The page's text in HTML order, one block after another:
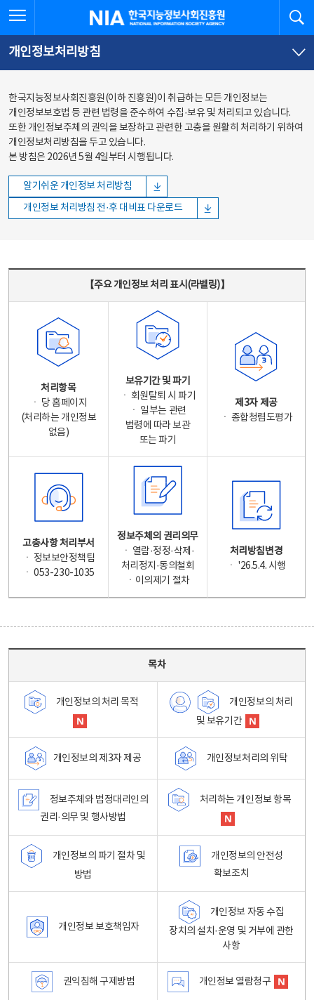
바로가기
바로가기
한국지능정보사회진흥원
개인정보처리방침
한국지능정보사회진흥원(이하 진흥원)이 취급하는 모든 개인정보는
개인정보보호법 등 관련 법령을 준수하여 수집·보유 및 처리되고 있습니다.
또한 개인정보주체의 권익을 보장하고 관련한 고충을 원활히 처리하기 위하여
개인정보처리방침을 두고 있습니다.
본 방침은 2026년 5월 4일부터 시행됩니다.
알기쉬운 개인정보 처리방침
개인정보 처리방침 전·후 대비표 다운로드
【주요 개인정보 처리 표시(라벨링)】
처리항목
ㆍ 당 홈페이지
(처리하는 개인정보
없음)
보유기간 및 파기
ㆍ 회원탈퇴 시 파기
ㆍ 일부는 관련
법령에 따라 보관
또는 파기
제3자 제공
ㆍ 종합청렴도평가
고충사항 처리부서
ㆍ 정보보안정책팀
ㆍ 053-230-1035
정보주체의 권리의무
ㆍ 열람·정정·삭제·
처리정지·동의철회
ㆍ이의제기 절차
처리방침변경
ㆍ '26.5.4. 시행
목차
개인정보의 처리 목적
개인정보의 처리
및 보유기간
개인정보의 제3자 제공 개인정보처리의 위탁
정보주체와 법정대리인의
권리·의무 및 행사방법
처리하는 개인정보 항목
개인정보의 파기 절차 및
방법
개인정보의 안전성
확보조치
개인정보 보호책임자
개인정보 자동 수집
장치의 설치·운영 및 거부에 관한
사항
권익침해 구제방법 개인정보 열람청구